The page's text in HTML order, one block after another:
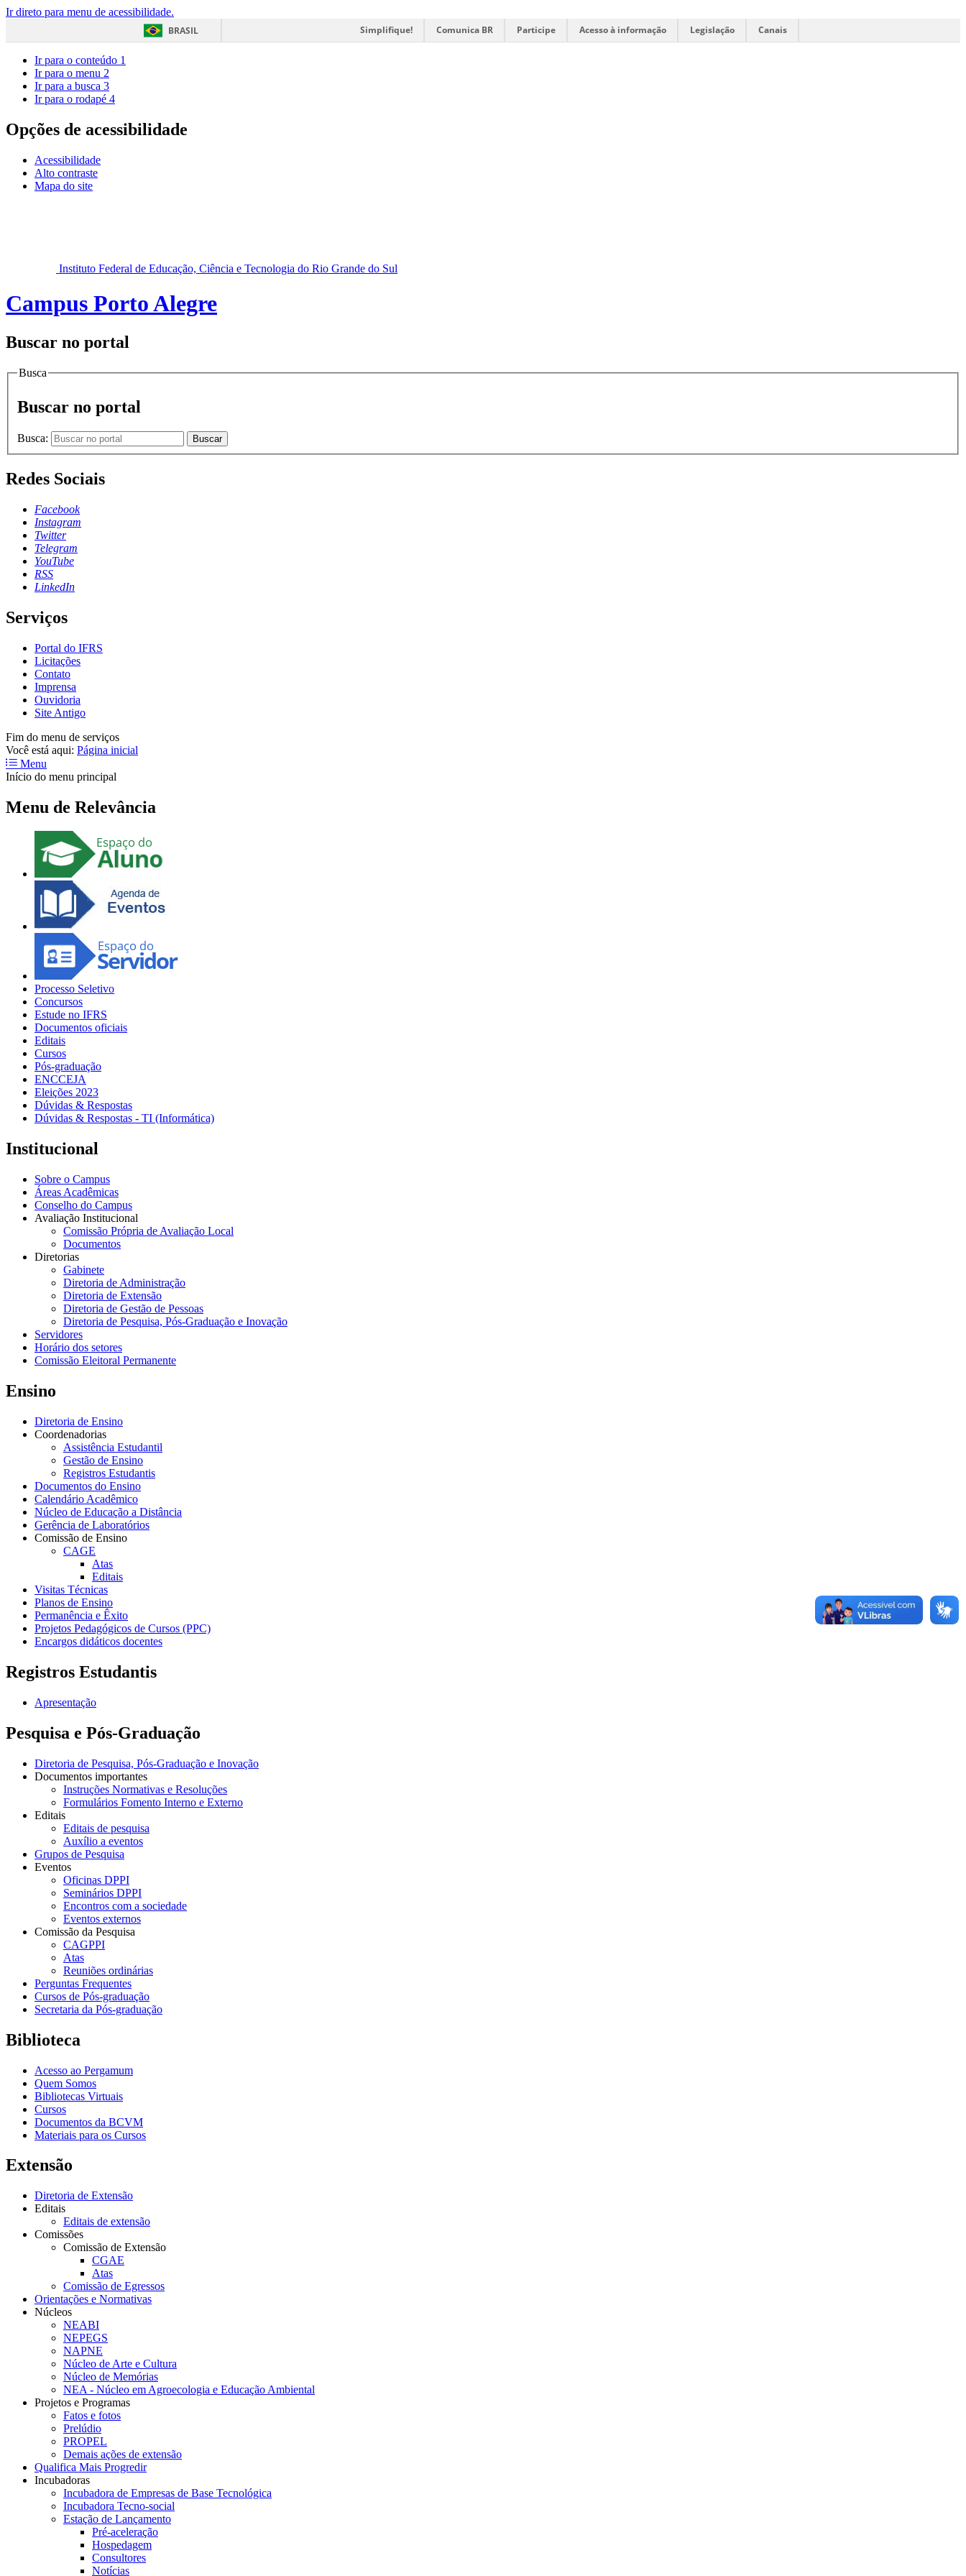
Ir direto para menu de acessibilidade.
BRASIL
Simplifique! Comunica BR Participe Acesso à informação Legislação Canais
Ir para o conteúdo 1
Ir para o menu 2
Ir para a busca 3
Ir para o rodapé 4
Opções de acessibilidade
Acessibilidade
Alto contraste
Mapa do site
Instituto Federal de Educação, Ciência e Tecnologia do Rio Grande do Sul
Campus Porto Alegre
Buscar no portal
Busca
Buscar no portal
Busca: Buscar
Redes Sociais
Facebook
Instagram
Twitter
Telegram
YouTube
RSS
LinkedIn
Serviços
Portal do IFRS
Licitações
Contato
Imprensa
Ouvidoria
Site Antigo
Fim do menu de serviços
Você está aqui: Página inicial
Menu
Início do menu principal
Menu de Relevância
Processo Seletivo
Concursos
Estude no IFRS
Documentos oficiais
Editais
Cursos
Pós-graduação
ENCCEJA
Eleições 2023
Dúvidas & Respostas
Dúvidas & Respostas - TI (Informática)
Institucional
Sobre o Campus
Áreas Acadêmicas
Conselho do Campus
Avaliação Institucional
Comissão Própria de Avaliação Local
Documentos
Diretorias
Gabinete
Diretoria de Administração
Diretoria de Extensão
Diretoria de Gestão de Pessoas
Diretoria de Pesquisa, Pós-Graduação e Inovação
Servidores
Horário dos setores
Comissão Eleitoral Permanente
Ensino
Diretoria de Ensino
Coordenadorias
Assistência Estudantil
Gestão de Ensino
Registros Estudantis
Documentos do Ensino
Calendário Acadêmico
Núcleo de Educação a Distância
Gerência de Laboratórios
Comissão de Ensino
CAGE
Atas
Editais
Visitas Técnicas
Planos de Ensino
Permanência e Êxito
Projetos Pedagógicos de Cursos (PPC)
Encargos didáticos docentes
Registros Estudantis
Apresentação
Pesquisa e Pós-Graduação
Diretoria de Pesquisa, Pós-Graduação e Inovação
Documentos importantes
Instruções Normativas e Resoluções
Formulários Fomento Interno e Externo
Editais
Editais de pesquisa
Auxílio a eventos
Grupos de Pesquisa
Eventos
Oficinas DPPI
Seminários DPPI
Encontros com a sociedade
Eventos externos
Comissão da Pesquisa
CAGPPI
Atas
Reuniões ordinárias
Perguntas Frequentes
Cursos de Pós-graduação
Secretaria da Pós-graduação
Biblioteca
Acesso ao Pergamum
Quem Somos
Bibliotecas Virtuais
Cursos
Documentos da BCVM
Materiais para os Cursos
Extensão
Diretoria de Extensão
Editais
Editais de extensão
Comissões
Comissão de Extensão
CGAE
Atas
Comissão de Egressos
Orientações e Normativas
Núcleos
NEABI
NEPEGS
NAPNE
Núcleo de Arte e Cultura
Núcleo de Memórias
NEA - Núcleo em Agroecologia e Educação Ambiental
Projetos e Programas
Fatos e fotos
Prelúdio
PROPEL
Demais ações de extensão
Qualifica Mais Progredir
Incubadoras
Incubadora de Empresas de Base Tecnológica
Incubadora Tecno-social
Estação de Lançamento
Pré-aceleração
Hospedagem
Consultores
Notícias